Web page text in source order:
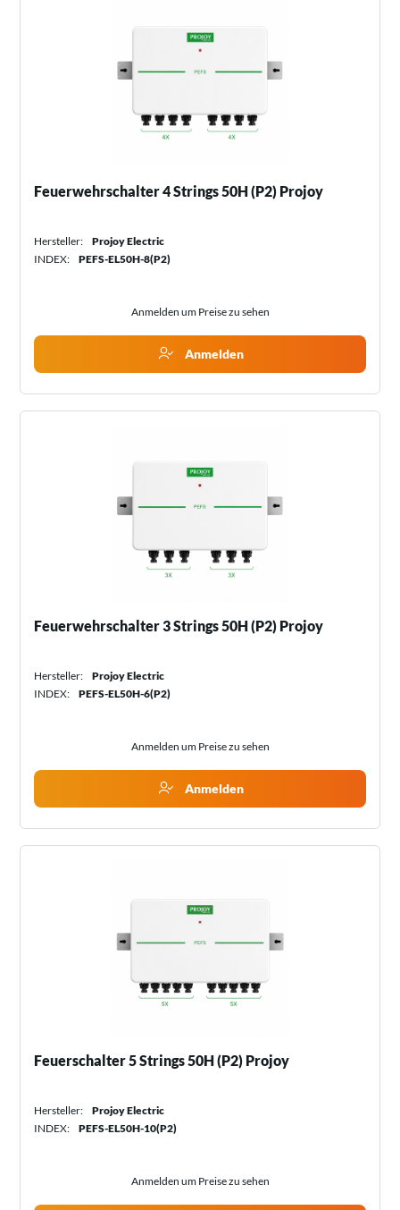
Feuerwehrschalter 4 Strings 50H (P2) Projoy
Hersteller:
Projoy Electric
INDEX:
PEFS-EL50H-8(P2)
Anmelden um Preise zu sehen
Anmelden
Feuerwehrschalter 3 Strings 50H (P2) Projoy
Hersteller:
Projoy Electric
INDEX:
PEFS-EL50H-6(P2)
Anmelden um Preise zu sehen
Anmelden
Feuerschalter 5 Strings 50H (P2) Projoy
Hersteller:
Projoy Electric
INDEX:
PEFS-EL50H-10(P2)
Anmelden um Preise zu sehen